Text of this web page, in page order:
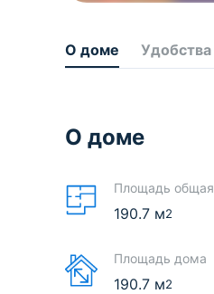
О доме Удобства
О доме
Площадь общая
190.7 м2
Площадь дома
190.7 м2